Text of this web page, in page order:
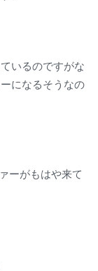
いるのですがな
になるそうなの
ーがもはや来て